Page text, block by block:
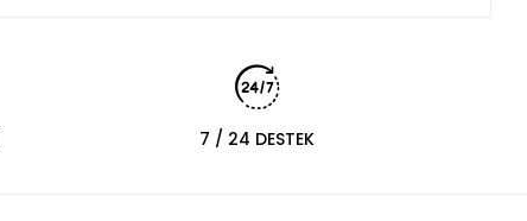
7 / 24 DESTEK